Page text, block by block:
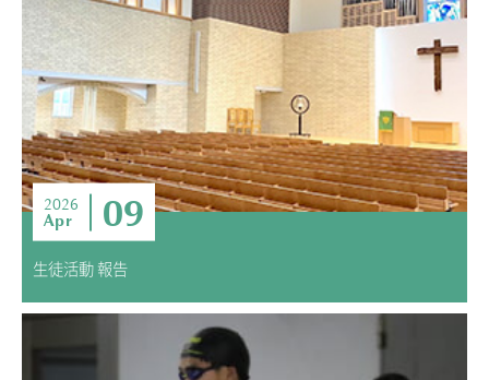
2026
Apr 09
生徒活動 報告